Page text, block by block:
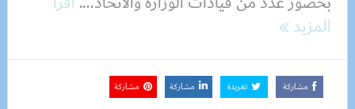
المزيد
مشاركة تغريدة مشاركة مشاركة